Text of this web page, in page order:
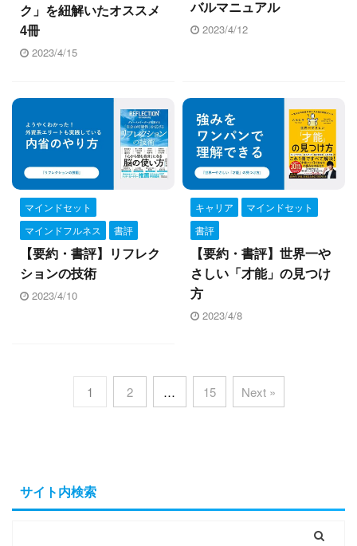
ク」を紐解いたオススメ
4冊
2023/4/15
バルマニュアル
2023/4/12
マインドセット
マインドフルネス
書評
【要約・書評】リフレク
ションの技術
2023/4/10
キャリア
マインドセット
書評
【要約・書評】世界一や
さしい「才能」の見つけ
方
2023/4/8
1 2 … 15 Next »
サイト内検索